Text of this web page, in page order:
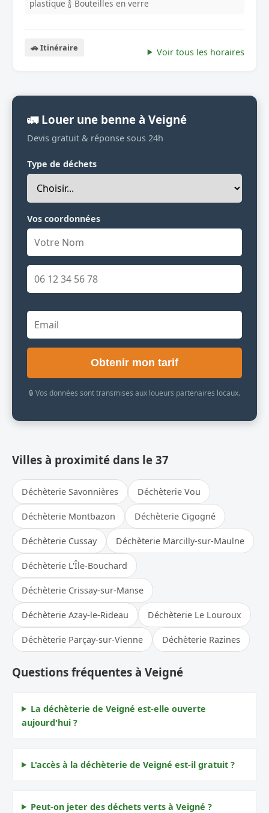
plastique 🍾 Bouteilles en verre
🚗 Itinéraire Voir tous les horaires
🚛 Louer une benne à Veigné
Devis gratuit & réponse sous 24h
Type de déchets
Vos coordonnées
Obtenir mon tarif
🔒 Vos données sont transmises aux loueurs partenaires locaux.
Villes à proximité dans le 37
Déchèterie Savonnières Déchèterie Vou
Déchèterie Montbazon Déchèterie Cigogné
Déchèterie Cussay Déchèterie Marcilly-sur-Maulne
Déchèterie L'Île-Bouchard
Déchèterie Crissay-sur-Manse
Déchèterie Azay-le-Rideau Déchèterie Le Louroux
Déchèterie Parçay-sur-Vienne Déchèterie Razines
Questions fréquentes à Veigné
La déchèterie de Veigné est-elle ouverte
aujourd'hui ?
L'accès à la déchèterie de Veigné est-il gratuit ?
Peut-on jeter des déchets verts à Veigné ?